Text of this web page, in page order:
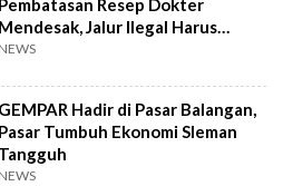
Mendesak, Jalur Ilegal Harus
Distop
NEWS
GEMPAR Hadir di Pasar Balangan,
Pasar Tumbuh Ekonomi Sleman
Tangguh
NEWS